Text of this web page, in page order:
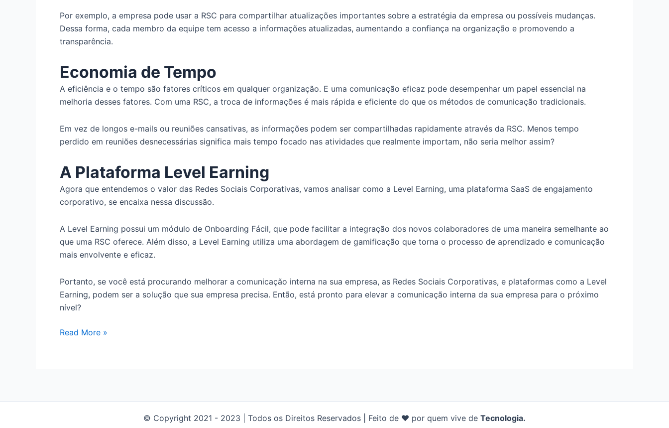
Por exemplo, a empresa pode usar a RSC para compartilhar atualizações importantes sobre a estratégia da empresa ou possíveis mudanças.
Dessa forma, cada membro da equipe tem acesso a informações atualizadas, aumentando a confiança na organização e promovendo a
transparência.
Economia de Tempo
A eficiência e o tempo são fatores críticos em qualquer organização. E uma comunicação eficaz pode desempenhar um papel essencial na
melhoria desses fatores. Com uma RSC, a troca de informações é mais rápida e eficiente do que os métodos de comunicação tradicionais.
Em vez de longos e-mails ou reuniões cansativas, as informações podem ser compartilhadas rapidamente através da RSC. Menos tempo
perdido em reuniões desnecessárias significa mais tempo focado nas atividades que realmente importam, não seria melhor assim?
A Plataforma Level Earning
Agora que entendemos o valor das Redes Sociais Corporativas, vamos analisar como a Level Earning, uma plataforma SaaS de engajamento
corporativo, se encaixa nessa discussão.
A Level Earning possui um módulo de Onboarding Fácil, que pode facilitar a integração dos novos colaboradores de uma maneira semelhante ao
que uma RSC oferece. Além disso, a Level Earning utiliza uma abordagem de gamificação que torna o processo de aprendizado e comunicação
mais envolvente e eficaz.
Portanto, se você está procurando melhorar a comunicação interna na sua empresa, as Redes Sociais Corporativas, e plataformas como a Level
Earning, podem ser a solução que sua empresa precisa. Então, está pronto para elevar a comunicação interna da sua empresa para o próximo
nível?
Read More »
© Copyright 2021 - 2023 | Todos os Direitos Reservados | Feito de ❤ por quem vive de Tecnologia.